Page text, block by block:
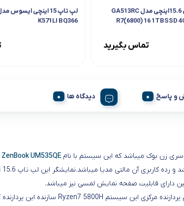
لپ تاپ ایسوس 15.6اینچی مدل GA513RC
R7(6800) 16 1TBSSD
تماس بگیرید
K571LI BQ366
و پاسخ دیدگاه ها
UM535QE
دارای قابلیت صفحه نمایش لمسی نیز میباشد.